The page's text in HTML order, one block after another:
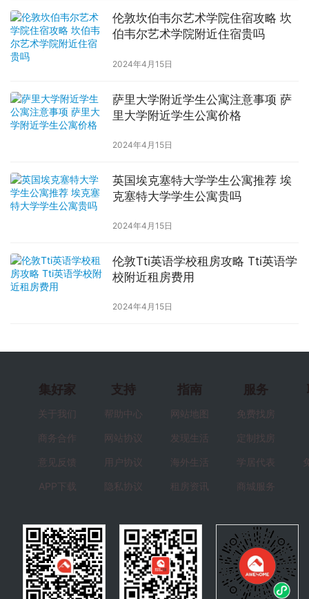
伦敦坎伯韦尔艺术学院住宿攻略 坎
伯韦尔艺术学院附近住宿贵吗
2024年4月15日
萨里大学附近学生公寓注意事项 萨
里大学附近学生公寓价格
2024年4月15日
英国埃克塞特大学学生公寓推荐 埃
克塞特大学学生公寓贵吗
2024年4月15日
伦敦Tti英语学校租房攻略 Tti英语学
校附近租房费用
2024年4月15日
集好家
关于我们
商务合作
意见反馈
APP下载
支持
帮助中心
网站协议
用户协议
隐私协议
指南
网站地图
发现生活
海外生活
租房资讯
服务
免费找房
定制找房
学居代表
商城服务